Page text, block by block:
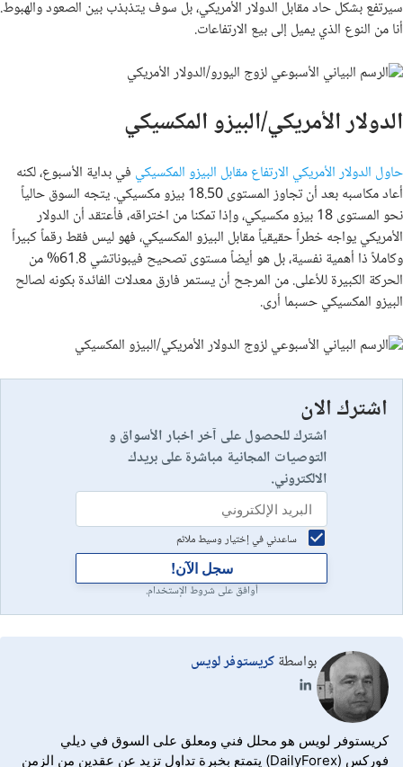
سيرتفع بشكل حاد مقابل الدولار الأمريكي، بل سوف يتذبذب بين الصعود والهبوط.
أنا من النوع الذي يميل إلى بيع الارتفاعات.
الدولار الأمريكي/البيزو المكسيكي
حاول الدولار الأمريكي الارتفاع مقابل البيزو المكسيكي في بداية الأسبوع، لكنه
أعاد مكاسبه بعد أن تجاوز المستوى 18.50 بيزو مكسيكي. يتجه السوق حالياً
نحو المستوى 18 بيزو مكسيكي، وإذا تمكنا من اختراقه، فأعتقد أن الدولار
الأمريكي يواجه خطراً حقيقياً مقابل البيزو المكسيكي، فهو ليس فقط رقماً كبيراً
وكاملاً ذا أهمية نفسية، بل هو أيضاً مستوى تصحيح فيبوناتشي 61.8% من
الحركة الكبيرة للأعلى. من المرجح أن يستمر فارق معدلات الفائدة بكونه لصالح
البيزو المكسيكي حسبما أرى.
اشترك الان
اشترك للحصول على آخر اخبار الأسواق و
التوصيات المجانية مباشرة على بريدك
الالكتروني.
ساعدني في إختيار وسيط ملائم
سجل الآن!
أوافق على شروط الإستخدام.
بواسطةكريستوفر لويس
كريستوفر لويس هو محلل فني ومعلق على السوق في ديلي
فوركس (DailyForex) يتمتع بخبرة تداول تزيد عن عقدين من الزمن